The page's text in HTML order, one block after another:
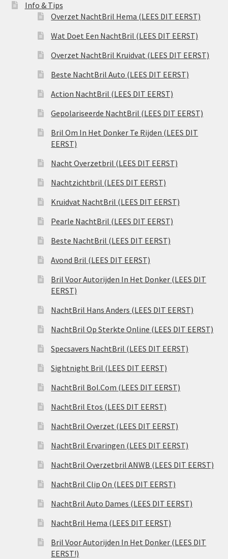
Info & Tips
Overzet NachtBril Hema (LEES DIT EERST)
Wat Doet Een NachtBril (LEES DIT EERST)
Overzet NachtBril Kruidvat (LEES DIT EERST)
Beste NachtBril Auto (LEES DIT EERST)
Action NachtBril (LEES DIT EERST)
Gepolariseerde NachtBril (LEES DIT EERST)
Bril Om In Het Donker Te Rijden (LEES DIT
EERST)
Nacht Overzetbril (LEES DIT EERST)
Nachtzichtbril (LEES DIT EERST)
Kruidvat NachtBril (LEES DIT EERST)
Pearle NachtBril (LEES DIT EERST)
Beste NachtBril (LEES DIT EERST)
Avond Bril (LEES DIT EERST)
Bril Voor Autorijden In Het Donker (LEES DIT
EERST)
NachtBril Hans Anders (LEES DIT EERST)
NachtBril Op Sterkte Online (LEES DIT EERST)
Specsavers NachtBril (LEES DIT EERST)
Sightnight Bril (LEES DIT EERST)
NachtBril Bol.Com (LEES DIT EERST)
NachtBril Etos (LEES DIT EERST)
NachtBril Overzet (LEES DIT EERST)
NachtBril Ervaringen (LEES DIT EERST)
NachtBril Overzetbril ANWB (LEES DIT EERST)
NachtBril Clip On (LEES DIT EERST)
NachtBril Auto Dames (LEES DIT EERST)
NachtBril Hema (LEES DIT EERST)
Bril Voor Autorijden In Het Donker (LEES DIT
EERST!)